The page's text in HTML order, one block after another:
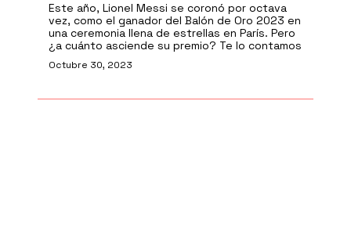
Este año, Lionel Messi se coronó por octava
vez, como el ganador del Balón de Oro 2023 en
una ceremonia llena de estrellas en París. Pero
¿a cuánto asciende su premio? Te lo contamos
Octubre 30, 2023